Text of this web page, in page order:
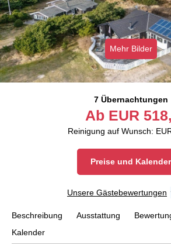
Mehr Bilder
7 Übernachtungen
Ab EUR
Reinigung auf Wunsch:
Preise und Kalender
Unsere Gästebewertungen
Beschreibung Ausstattung
Kalender